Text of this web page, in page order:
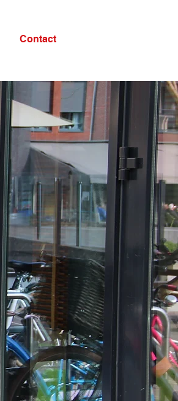
Contact